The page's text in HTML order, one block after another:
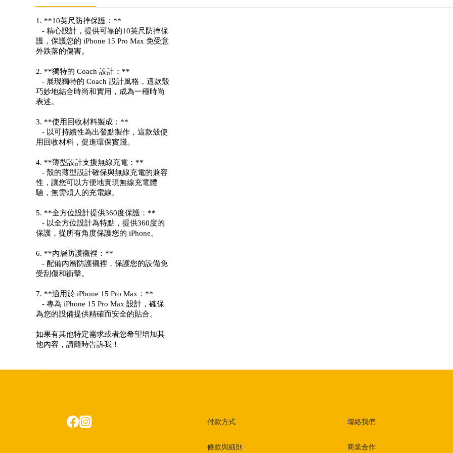
1. **10英尺防摔保護：**
- 精心設計，提供可靠的10英尺防摔保
護，保護您的 iPhone 15 Pro Max 免受意
外跌落的傷害。
2. **獨特的 Coach 設計：**
- 展現獨特的 Coach 設計風格，這款殼
巧妙地結合時尚和實用，成為一種時尚
表述。
3. **使用回收材料製成：**
- 以可持續性為出發點製作，這款殼使
用回收材料，促進環保實踐。
4. **薄型設計支援無線充電：**
- 殼的薄型設計確保與無線充電的兼容
性，讓您可以方便地實現無線充電體
驗，無需煩人的充電線。
5. **全方位設計提供360度保護：**
- 以全方位設計為特點，提供360度的
保護，從所有角度保護您的 iPhone。
6. **內層防護襯裡：**
- 配備內層防護襯裡，保護您的設備免
受刮傷和衝擊。
7. **適用於 iPhone 15 Pro Max：**
- 專為 iPhone 15 Pro Max 設計，確保
為您的設備提供精確而安全的貼合。
如果有其他特定需求或者您希望增加其
他內容，請隨時告訴我！
付款方式
條款與細則
聯絡我們
商業合作